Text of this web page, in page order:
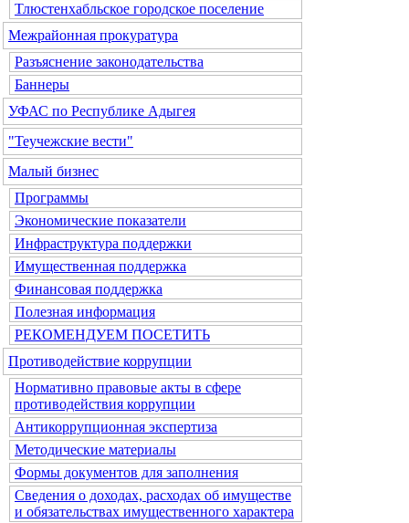
Тлюстенхабльское городское поселение
Межрайонная прокуратура
Разъяснение законодательства
Баннеры
УФАС по Республике Адыгея
"Теучежские вести"
Малый бизнес
Программы
Экономические показатели
Инфраструктура поддержки
Имущественная поддержка
Финансовая поддержка
Полезная информация
РЕКОМЕНДУЕМ ПОСЕТИТЬ
Противодействие коррупции
Нормативно правовые акты в сфере
противодействия коррупции
Антикоррупционная экспертиза
Методические материалы
Формы документов для заполнения
Сведения о доходах, расходах об имуществе
и обязательствах имущественного характера